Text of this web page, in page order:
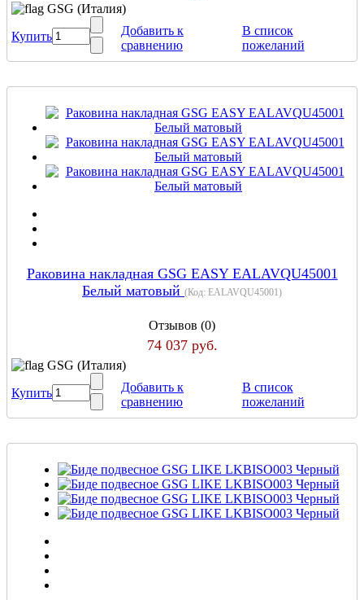
GSG (Италия)
Купить
Добавить к
сравнению
В список
пожеланий
Раковина накладная GSG EASY EALAVQU45001
Белый матовый (Код: EALAVQU45001)
Отзывов (0)
74 037 руб.
GSG (Италия)
Купить
Добавить к
сравнению
В список
пожеланий